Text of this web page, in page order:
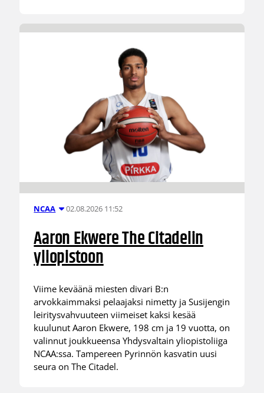
NCAA 02.08.2026 11:52
Aaron Ekwere The Citadelin
yliopistoon
Viime keväänä miesten divari B:n
arvokkaimmaksi pelaajaksi nimetty ja Susijengin
leiritysvahvuuteen viimeiset kaksi kesää
kuulunut Aaron Ekwere, 198 cm ja 19 vuotta, on
valinnut joukkueensa Yhdysvaltain yliopistoliiga
NCAA:ssa. Tampereen Pyrinnön kasvatin uusi
seura on The Citadel.